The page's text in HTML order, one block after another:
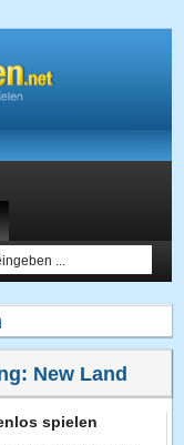
New Land
spielen